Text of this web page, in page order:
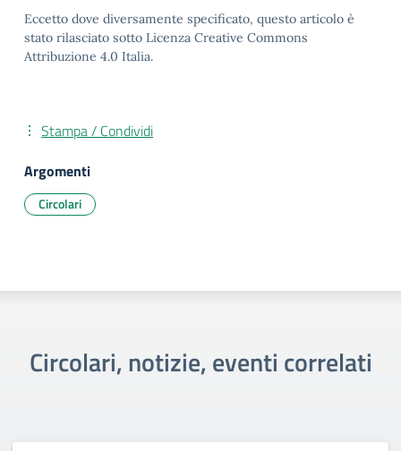
Eccetto dove diversamente specificato, questo articolo è
stato rilasciato sotto Licenza Creative Commons
Attribuzione 4.0 Italia.
Stampa / Condividi
Argomenti
Circolari
Circolari, notizie, eventi correlati